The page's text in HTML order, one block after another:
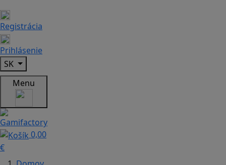
Registrácia
Prihlásenie
SK
Menu
0,00
€